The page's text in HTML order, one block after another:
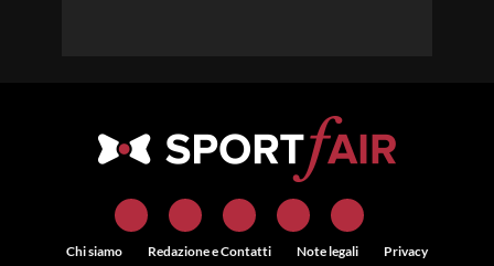
Chi siamo Redazione e Contatti Note legali Privacy